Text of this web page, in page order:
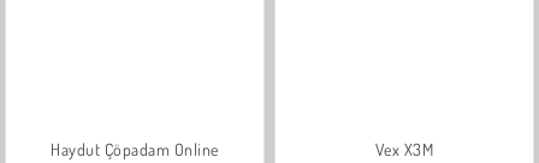
Haydut Çöpadam Online Vex X3M